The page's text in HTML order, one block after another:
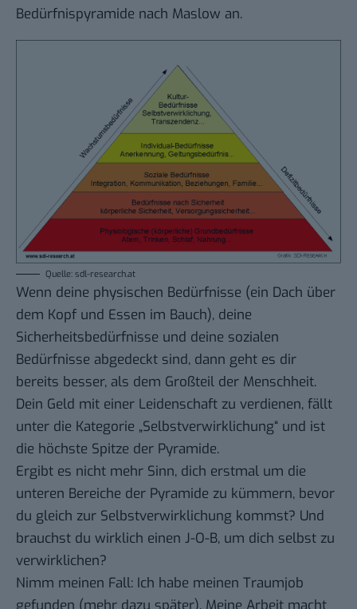
Bedürfnispyramide nach Maslow an.
Quelle: sdl-research.at
Wenn deine physischen Bedürfnisse (ein Dach über
dem Kopf und Essen im Bauch), deine
Sicherheitsbedürfnisse und deine sozialen
Bedürfnisse abgedeckt sind, dann geht es dir
bereits besser, als dem Großteil der Menschheit.
Dein Geld mit einer Leidenschaft zu verdienen, fällt
unter die Kategorie „Selbstverwirklichung“ und ist
die höchste Spitze der Pyramide.
Ergibt es nicht mehr Sinn, dich erstmal um die
unteren Bereiche der Pyramide zu kümmern, bevor
du gleich zur Selbstverwirklichung kommst? Und
brauchst du wirklich einen J-O-B, um dich selbst zu
verwirklichen?
Nimm meinen Fall: Ich habe meinen Traumjob
gefunden (mehr dazu später). Meine Arbeit macht